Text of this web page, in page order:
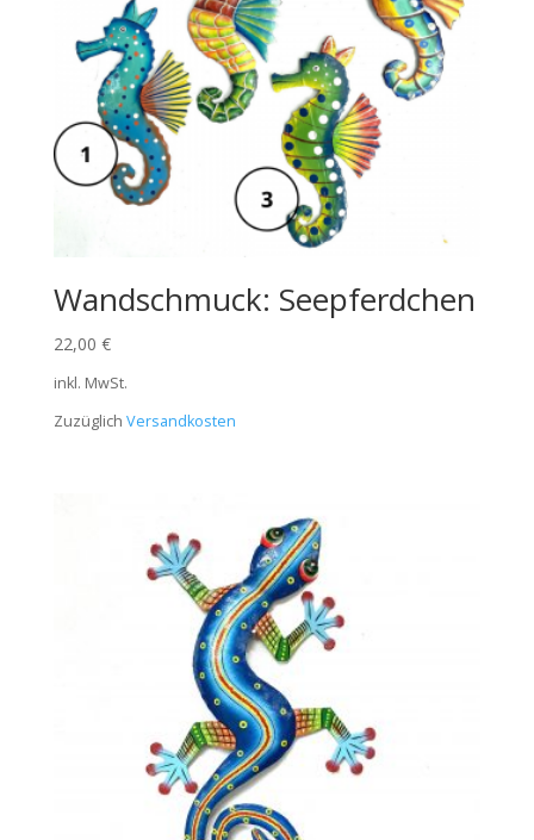
Wandschmuck: Seepferdchen
22,00 €
inkl. MwSt.
Zuzüglich Versandkosten